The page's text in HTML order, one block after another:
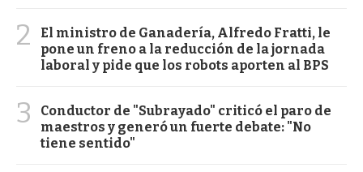
2
El ministro de Ganadería, Alfredo Fratti, le
pone un freno a la reducción de la jornada
laboral y pide que los robots aporten al BPS
3
Conductor de "Subrayado" criticó el paro de
maestros y generó un fuerte debate: "No
tiene sentido"